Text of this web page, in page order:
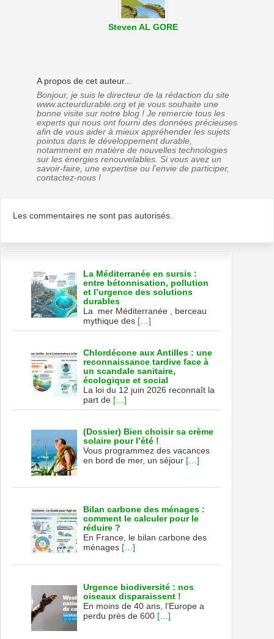
Steven AL GORE
A propos de cet auteur...
Bonjour, je suis le directeur de la rédaction du site
www.acteurdurable.org et je vous souhaite une
bonne visite sur notre blog ! Je remercie tous les
experts qui nous ont fourni des données précieuses
afin de vous aider à mieux appréhender les sujets
pointus dans le développement durable,
notamment en matière de nouvelles technologies
sur les énergies renouvelables. Si vous avez un
savoir-faire, une expertise ou l'envie de participer,
contactez-nous !
Les commentaires ne sont pas autorisés.
La Méditerranée en sursis :
entre bétonnisation, pollution
et l’urgence des solutions
durables
La mer Méditerranée , berceau
mythique des […]
Chlordécone aux Antilles : une
reconnaissance tardive face à
un scandale sanitaire,
écologique et social
La loi du 12 juin 2026 reconnaît la
part de […]
(Dossier) Bien choisir sa crème
solaire pour l’été !
Vous programmez des vacances
en bord de mer, un séjour […]
Bilan carbone des ménages :
comment le calculer pour le
réduire ?
En France, le bilan carbone des
ménages […]
Urgence biodiversité : nos
oiseaux disparaissent !
En moins de 40 ans, l’Europe a
perdu près de 600 […]